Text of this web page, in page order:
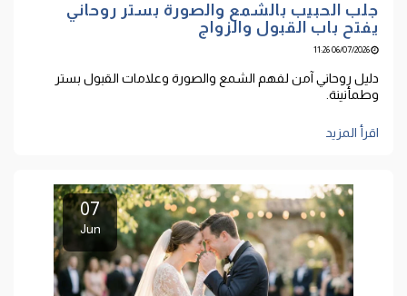
جلب الحبيب بالشمع والصورة بستر روحاني
يفتح باب القبول والزواج
06/07/2026 11:26
دليل روحاني آمن لفهم الشمع والصورة وعلامات القبول بستر
وطمأنينة.
اقرأ المزيد
07
Jun